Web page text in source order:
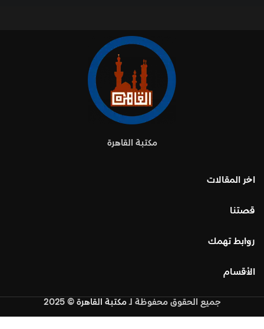
مكتبة القاهرة
اخر المقالات
قصتنا
روابط تهمك
الأقسام
جميع الحقوق محفوظة لـمكتبة القاهرة © 2025